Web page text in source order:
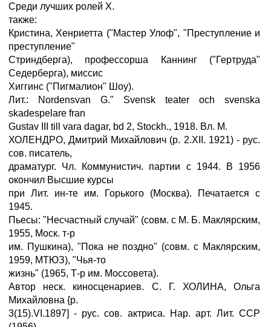
Среди лучших ролей X.
также:
Кристина, Хенриетта ("Мастер Улоф", "Преступление и
преступление"
Стриндберга), профессорша Каннинг ("Гертруда"
Седерберга), миссис
Хиггинс ("Пигмалион" Шоу).
Лит.: Nordensvan G." Svensk teater och svenska
skadespelare fran
Gustav III till vara dagar, bd 2, Stockh., 1918. Вл. M.
ХОЛЕНДРО, Дмитрий Михайлович (р. 2.XII. 1921) - рус.
сов. писатель,
драматург. Чл. Коммунистич. партии с 1944. В 1956
окончил Высшие курсы
при Лит. ин-те им. Горького (Москва). Печатается с
1945.
Пьесы: "Несчастный случай" (совм. с М. Б. Маклярским,
1955, Моск. т-р
им. Пушкина), "Пока не поздно" (совм. с Маклярским,
1959, МТЮЗ), "Чья-то
жизнь" (1965, Т-р им. Моссовета).
Автор неск. киносценариев. С. Г. ХОЛИНА, Ольга
Михайловна {р.
3(15).VI.1897] - рус. сов. актриса. Нар. арт. Лит. ССР